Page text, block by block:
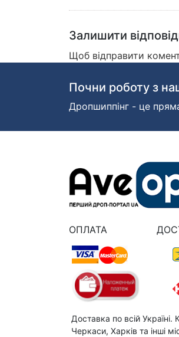
Залишити
Щоб відправити
Почни роботу з
Дропшиппінг - це
ОПЛАТА
Доставка по всій Україні.
Черкаси, Харків та інші